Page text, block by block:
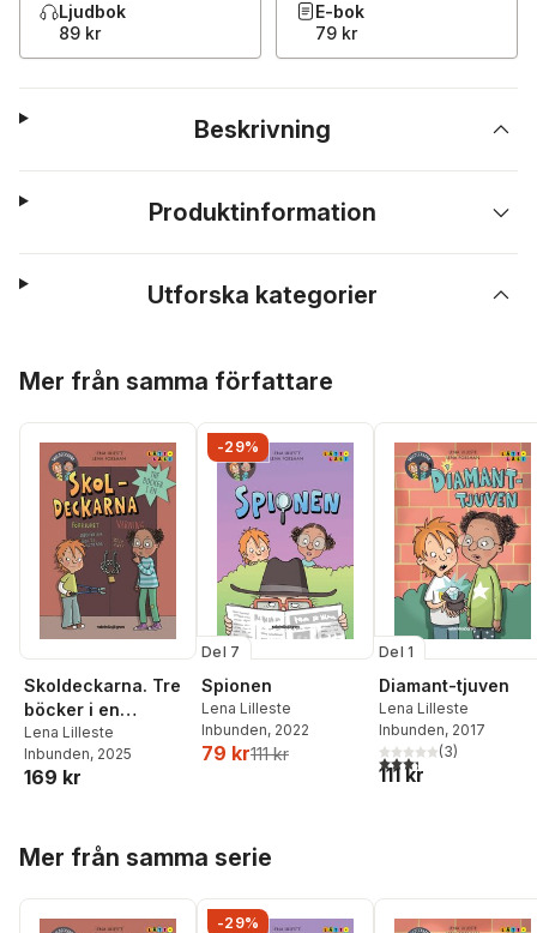
Ljudbok
89 kr
E-bok
79 kr
Beskrivning
Produktinformation
Utforska kategorier
Mer från samma författare
Skoldeckarna. Tre
böcker i en
(samlingsvolym)
Lena Lilleste
Inbunden, 2025
169 kr
-29%
Del 7
Spionen
Lena Lilleste
Inbunden, 2022
79 kr111 kr
Del 1
Diamant-tjuven
Lena Lilleste
Inbunden, 2017
3,3utav 5 stjärnor.
(3)
111 kr
Mer från samma serie
-29%